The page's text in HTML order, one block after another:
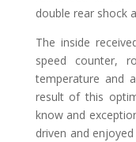
double rear shock
The inside
speed counter,
temperature and
result of this
know and
driven and